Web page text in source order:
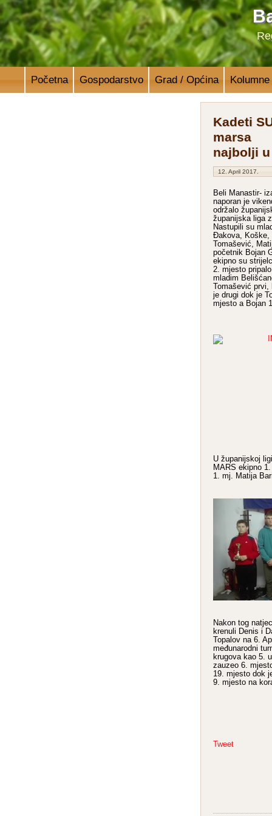
Početna Gospodarstvo Grad / Općina Kolumne
Kadeti
marsa
najbolji
12. April 2017.
Beli Manastir-
naporan je
održalo
županijska liga
Nastupili su
Đakova, Koške,
Tomašević,
početnik Bojan
ekipno su
2. mjesto
mladim
Tomašević prvi,
je drugi dok je
mjesto a Bojan
U županijskoj
MARS ekipno
1. mj. Matija
Nakon tog
krenuli Denis i
Topalov na 6.
međunarodni
krugova kao 5.
zauzeo 6.
19. mjesto dok
9. mjesto na
Tweet